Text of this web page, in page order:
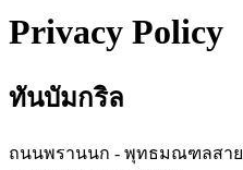
Privacy Policy
ทันบัมกริล
ถนนพรานนก - พุทธมณฑลสา